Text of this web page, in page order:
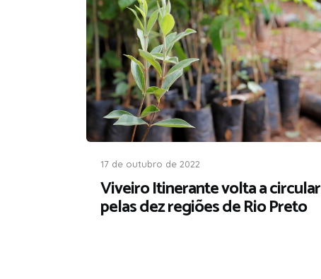
17 de outubro de 2022
Viveiro Itinerante volta a circular
pelas dez regiões de Rio Preto